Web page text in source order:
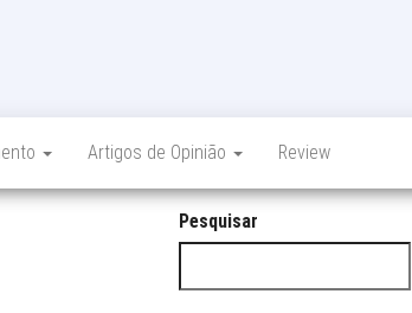
Artigos de Opinião Review
Pesquisar